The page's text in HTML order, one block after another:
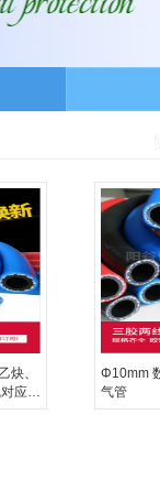
炔、
应一
Φ10mm
气管